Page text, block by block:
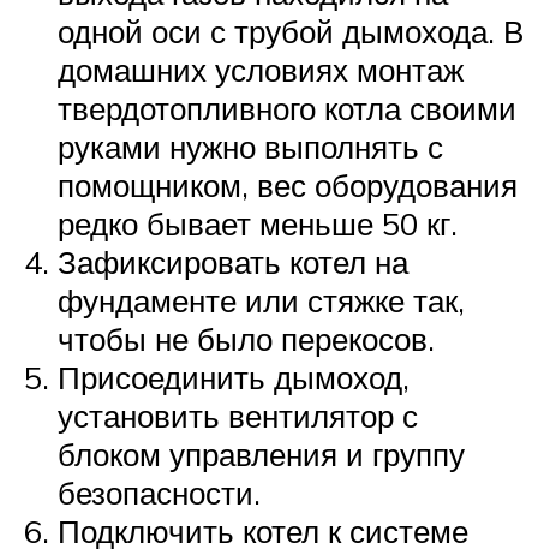
одной оси с трубой дымохода. В
домашних условиях монтаж
твердотопливного котла своими
руками нужно выполнять с
помощником, вес оборудования
редко бывает меньше 50 кг.
Зафиксировать котел на
фундаменте или стяжке так,
чтобы не было перекосов.
Присоединить дымоход,
установить вентилятор с
блоком управления и группу
безопасности.
Подключить котел к системе